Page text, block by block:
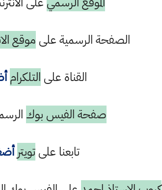
الصفحة الرسمية على موقع
القناة على التلكرام
صفحة الفيس بوك
تابعنا علىتويتر